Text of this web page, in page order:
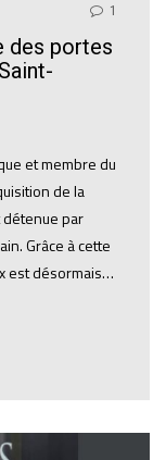
1
des portes
et membre du
de la
par
Grâce à cette
est désormais…